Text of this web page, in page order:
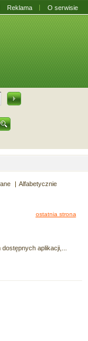
Reklama O serwisie
Alfabetycznie
ostatnia strona
aplikacji,...